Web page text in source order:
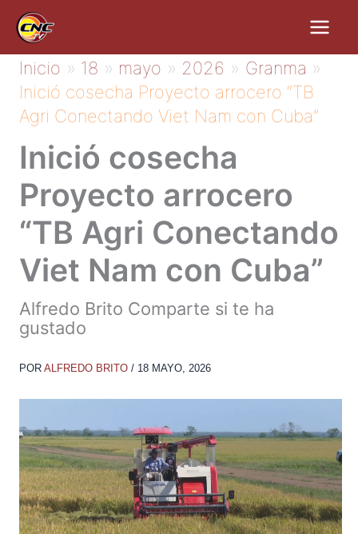
contenido
Inicio 18 mayo 2026
Granma
Inició cosecha Proyecto arrocero “TB
Agri Conectando Viet Nam con Cuba”
Inició cosecha
Proyecto arrocero
“TB Agri Conectando
Viet Nam con Cuba”
Alfredo Brito Comparte si te ha
gustado
POR ALFREDO BRITO / 18 MAYO, 2026